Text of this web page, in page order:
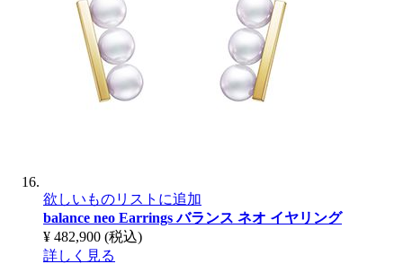
欲しいものリストに追加
balance neo Earringsバランス ネオ イヤリング
¥ 482,900 (税込)
詳しく見る